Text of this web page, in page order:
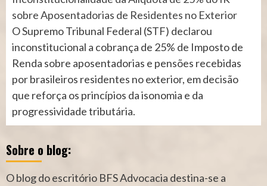
sobre Aposentadorias de Residentes no Exterior
O Supremo Tribunal Federal (STF) declarou
inconstitucional a cobrança de 25% de Imposto de
Renda sobre aposentadorias e pensões recebidas
por brasileiros residentes no exterior, em decisão
que reforça os princípios da isonomia e da
progressividade tributária.
Sobre o blog:
O blog do escritório BFS Advocacia destina-se a